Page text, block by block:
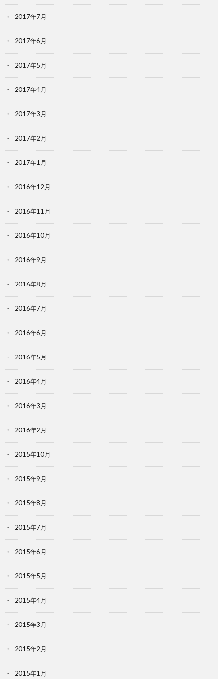
2017年7月
2017年6月
2017年5月
2017年4月
2017年3月
2017年2月
2017年1月
2016年12月
2016年11月
2016年10月
2016年9月
2016年8月
2016年7月
2016年6月
2016年5月
2016年4月
2016年3月
2016年2月
2015年10月
2015年9月
2015年8月
2015年7月
2015年6月
2015年5月
2015年4月
2015年3月
2015年2月
2015年1月